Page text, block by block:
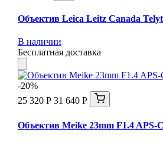
Объектив Leica Leitz Canada
В наличии
Бесплатная доставка
-20%
25 320 Р 31 640 Р
Объектив Meike 23mm F1.4 APS-